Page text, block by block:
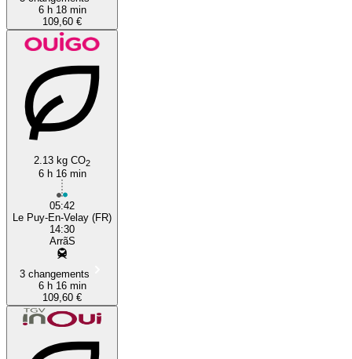
6 h 18 min
109,60 €
2.13 kg CO2
6 h 16 min
05:42
Le Puy-En-Velay (FR)
14:30
ArrãS
3 changements
6 h 16 min
109,60 €